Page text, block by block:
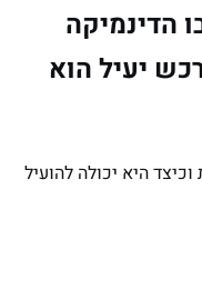
הדינמיקה
יעיל הוא
היא יכולה להועיל